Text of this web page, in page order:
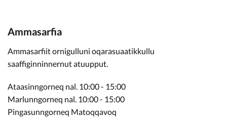
Ammasarfia
Ammasarfiit ornigulluni oqarasuaatikkullu
saaffiginninnernut atuupput.
Ataasinngorneq nal. 10:00 - 15:00
Marlunngorneq nal. 10:00 - 15:00
Pingasunngorneq Matoqqavoq